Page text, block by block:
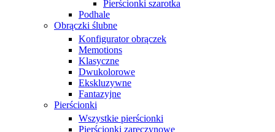
Pierścionki szarotka
Podhale
Obrączki ślubne
Konfigurator obrączek
Memotions
Klasyczne
Dwukolorowe
Ekskluzywne
Fantazyjne
Pierścionki
Wszystkie pierścionki
Pierścionki zaręczynowe